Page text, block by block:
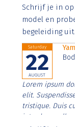
Aenean
imperdiet.
Schrijf je in op
model en
begeleiding
Saturday
22
AUGUST
Lorem ipsum
elit.
tristique. Duis
interdum nulla,